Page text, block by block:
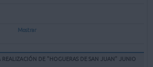
Mostrar
REALIZACIÓN DE "HOGUERAS DE SAN JUAN" JUNIO